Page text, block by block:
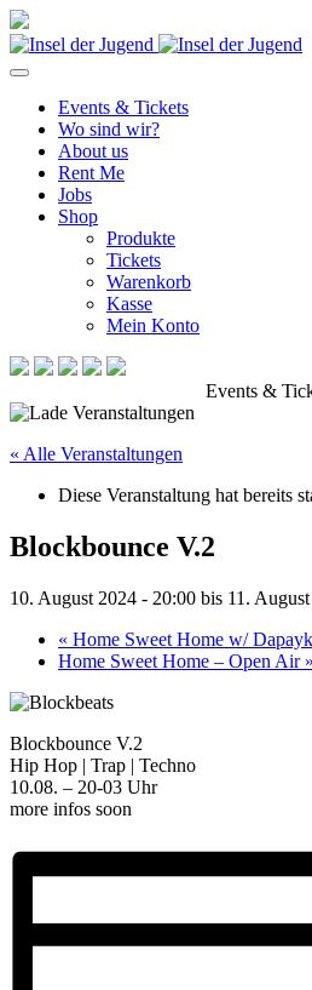
Events & Tickets
Wo sind wir?
About us
Rent Me
Jobs
Shop
Produkte
Tickets
Warenkorb
Kasse
Mein Konto
Events &
« Alle Veranstaltungen
Diese Veranstaltung hat bereits
Blockbounce V.2
10. August 2024 - 20:00 bis 11.
« Home Sweet Home w/
Home Sweet Home – Open Air »
Blockbounce V.2
Hip Hop | Trap | Techno
10.08. – 20-03 Uhr
more infos soon